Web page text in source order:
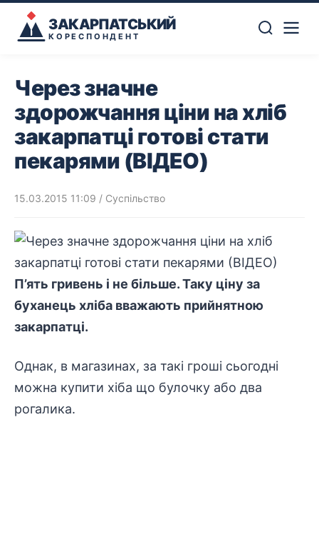
ЗАКАРПАТСЬКИЙ
КОРЕСПОНДЕНТ
Через значне
здорожчання ціни на хліб
закарпатці готові стати
пекарями (ВІДЕО)
15.03.2015 11:09 / Суспільство
П’ять гривень і не більше. Таку ціну за
буханець хліба вважають прийнятною
закарпатці.
Однак, в магазинах, за такі гроші сьогодні
можна купити хіба що булочку або два
рогалика.